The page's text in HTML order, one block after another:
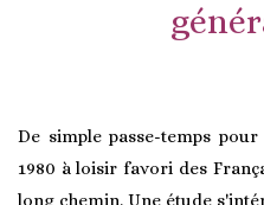
De simple passe-temps
1980 à loisir favori des
long chemin. Une étude